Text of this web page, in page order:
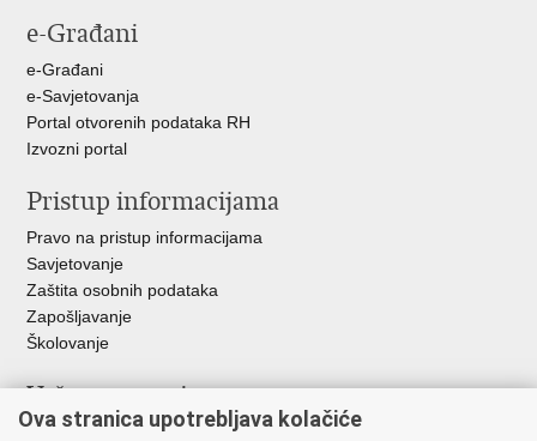
FacebookuTwitteru
e-Građani
e-Građani
e-Savjetovanja
Portal otvorenih podataka RH
Izvozni portal
Pristup informacijama
Pravo na pristup informacijama
Savjetovanje
Zaštita osobnih podataka
Zapošljavanje
Školovanje
Važne poveznice
Ministarstvo unutarnjih poslova
Ova stranica upotrebljava kolačiće